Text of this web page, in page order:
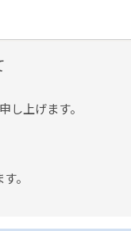
し上げます。
。